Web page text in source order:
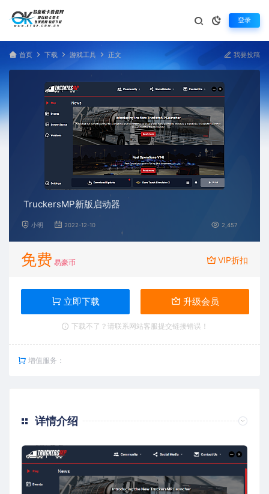
登录
首页 下载 游戏工具 正文 我要投稿
TruckersMP新版启动器
小明 2022-12-10 2,457
免费 易豪币 VIP折扣
立即下载 升级会员
下载不了？请联系网站客服提交链接错误！
增值服务：
详情介绍